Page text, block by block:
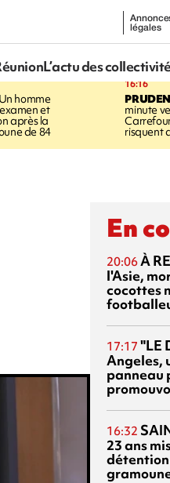
légales
L’actu des
homme
et
après la
de 84
16:16
minute
risquent
En
20:06À
l'Asie,
cocottes
17:17 "LE
Angeles,
panneau
16:32
23 ans